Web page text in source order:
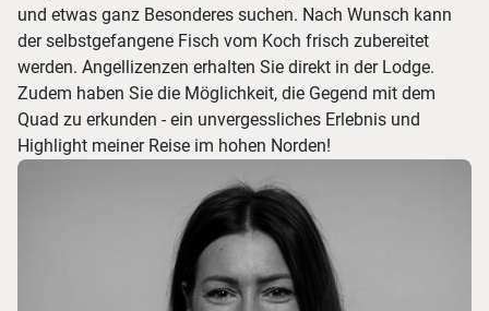
und etwas ganz Besonderes suchen. Nach Wunsch kann
der selbstgefangene Fisch vom Koch frisch zubereitet
werden. Angellizenzen erhalten Sie direkt in der Lodge.
Zudem haben Sie die Möglichkeit, die Gegend mit dem
Quad zu erkunden - ein unvergessliches Erlebnis und
Highlight meiner Reise im hohen Norden!